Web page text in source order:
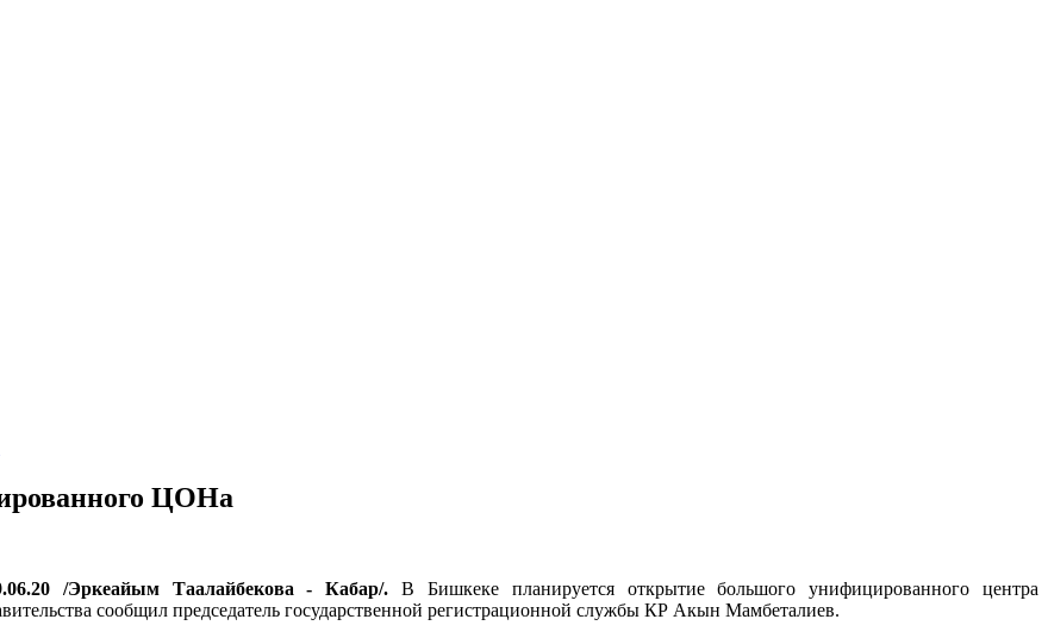
ЦОНа
/Эркеайым Таалайбекова - Кабар/. В Бишкеке планируется открытие большого унифицированного центра
сообщил председатель государственной регистрационной службы КР Акын Мамбеталиев.